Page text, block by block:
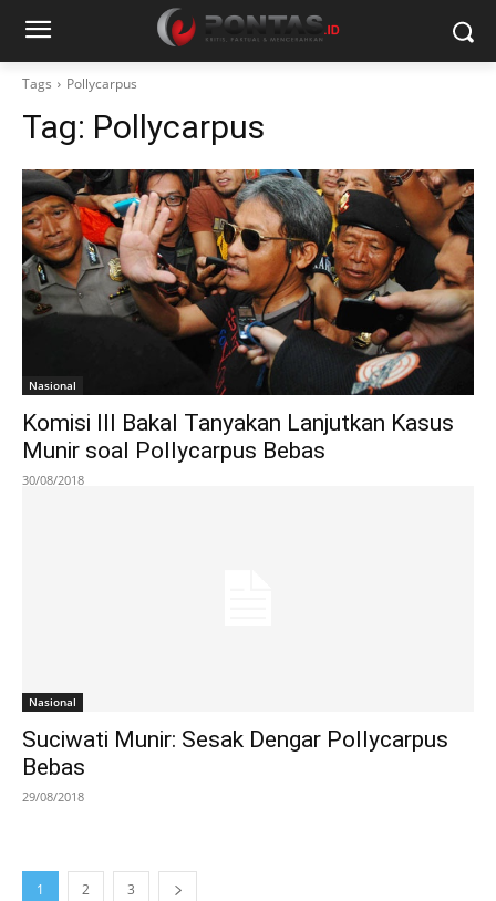
Tags Pollycarpus
Tag: Pollycarpus
Nasional
Komisi III Bakal Tanyakan Lanjutkan Kasus
Munir soal Pollycarpus Bebas
30/08/2018
Nasional
Suciwati Munir: Sesak Dengar Pollycarpus
Bebas
29/08/2018
1 2 3